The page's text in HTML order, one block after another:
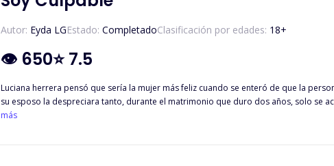
echar un vistazo y tomarse unas vacaciones es como una patada en el estómago. ¿Qué tiene que hacer un niño rico y mimado en el campo? ¿Creen que no hago un buen trabajo? Es
ridículo tener que mostrar mi valía a un imbécil que no sabe ni ordeñar una vaca,
Autor: Eyda LGEstado: CompletadoClasificación por edades: 18+
👁 650⭐7.5
Luciana herrera pensó que sería la mujer más feliz cuando se enteró de que la
su esposo la despreciara tanto, durante el matrimonio que duro dos años, solo se
Cuando creyó que por fin tenía la oportunidad de conquistar a su marido, este la
más